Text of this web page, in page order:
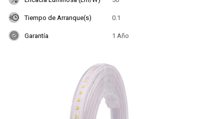
Tiempo de Arranque(s) 0.1
Garantía 1 Año